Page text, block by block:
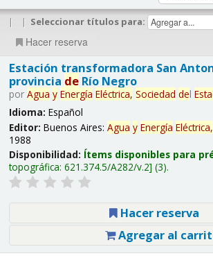
| | Seleccionar títulos para:
Hacer reserva
Estación transformadora San
provincia deRío Negro
por Agua y Energía Eléctrica, Sociedad del
Idioma: Español
Editor: Buenos Aires: Agua y Energía Eléctrica,
1988
Disponibilidad: Ítems disponibles para
topográfica: 621.374.5/A282/v.2 (3).
Hacer reserva
Agregar al